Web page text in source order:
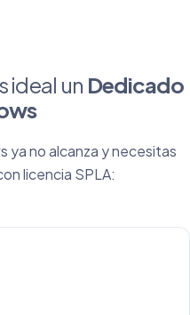
ideal un Dedicado
ya no alcanza y necesitas
licencia SPLA: